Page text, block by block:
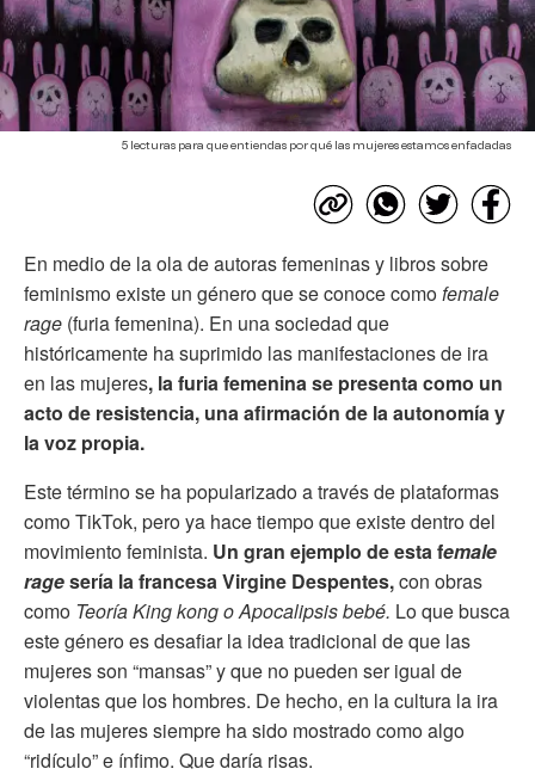
5 lecturas para que entiendas por qué las mujeres estamos enfadadas
En medio de la ola de autoras femeninas y libros sobre
feminismo existe un género que se conoce comofemale
rage (furia femenina). En una sociedad que
históricamente ha suprimido las manifestaciones de ira
en las mujeres, la furia femenina se presenta como un
acto de resistencia, una afirmación de la autonomía y
la voz propia.
Este término se ha popularizado a través de plataformas
como TikTok, pero ya hace tiempo que existe dentro del
movimiento feminista. Un gran ejemplo de esta female
ragesería la francesa Virgine Despentes,con obras
como Teoría King kong o Apocalipsis bebé. Lo que busca
este género es desafiar la idea tradicional de que las
mujeres son “mansas” y que no pueden ser igual de
violentas que los hombres. De hecho, en la cultura la ira
de las mujeres siempre ha sido mostrado como algo
“ridículo” e ínfimo. Que daría risas.